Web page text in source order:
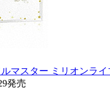
ルマスター ミリオンラ
発売